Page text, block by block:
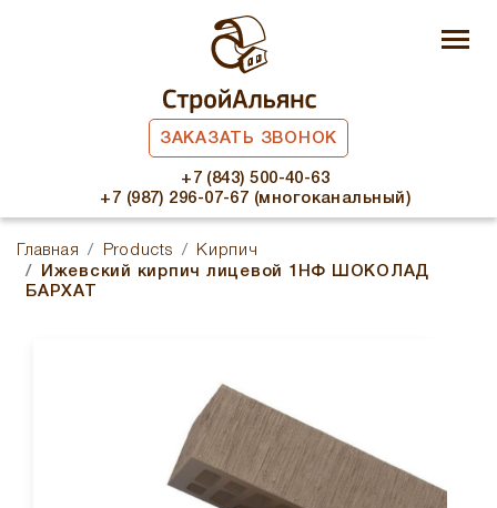
ЗАКАЗАТЬ ЗВОНОК
+7 (843) 500-40-63
+7 (987) 296-07-67 (многоканальный)
Главная Products
Кирпич
Ижевский кирпич лицевой 1НФ ШОКОЛАД
БАРХАТ